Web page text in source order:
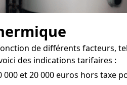
de différents facteurs,
des indications tarifaires :
000 et 20 000 euros hors